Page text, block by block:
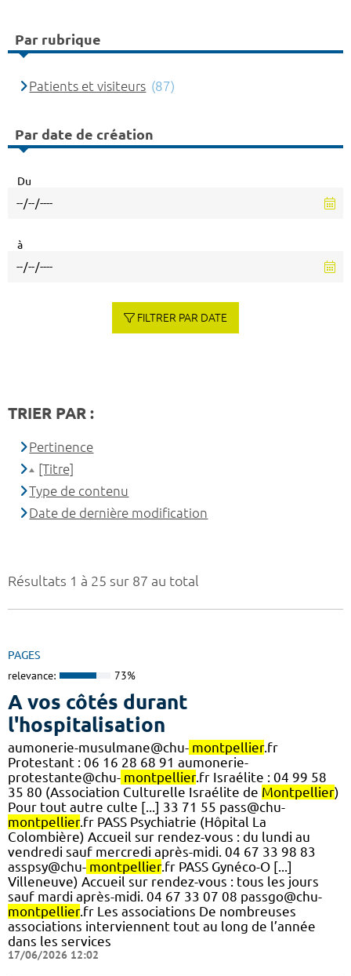
Résultats 1 à 25 sur 87 au total
PAGES
relevance: 73%
A vos côtés durant
l'hospitalisation
aumonerie-musulmane@chu- montpellier.fr
Protestant : 06 16 28 68 91 aumonerie-
protestante@chu- montpellier.fr Israélite : 04 99 58
35 80 (Association Culturelle Israélite de Montpellier)
Pour tout autre culte [...] 33 71 55 pass@chu-
montpellier.fr PASS Psychiatrie (Hôpital La
Colombière) Accueil sur rendez-vous : du lundi au
vendredi sauf mercredi après-midi. 04 67 33 98 83
asspsy@chu- montpellier.fr PASS Gynéco-O [...]
Villeneuve) Accueil sur rendez-vous : tous les jours
sauf mardi après-midi. 04 67 33 07 08 passgo@chu-
montpellier.fr Les associations De nombreuses
associations interviennent tout au long de l’année
dans les services
17/06/2026 12:02
Par rubrique
Patients et visiteurs (87)
Par date de création
Du
à
FILTRER PAR DATE
TRIER PAR :
Pertinence
[Titre]
Type de contenu
Date de dernière modification